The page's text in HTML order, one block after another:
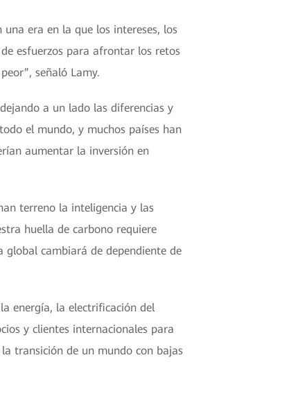
era en la que los intereses, los
esfuerzos para afrontar los retos
señaló Lamy.
a un lado las diferencias y
el mundo, y muchos países han
aumentar la inversión en
terreno la inteligencia y las
huella de carbono requiere
global cambiará de dependiente de
energía, la electrificación del
y clientes internacionales para
transición de un mundo con bajas